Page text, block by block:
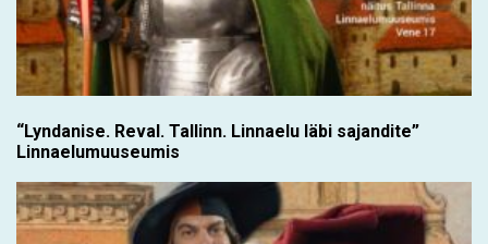
“Lyndanise. Reval. Tallinn. Linnaelu läbi sajandite”
Linnaelumuuseumis